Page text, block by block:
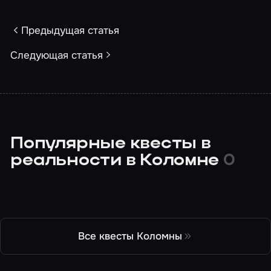
Предыдущая статья
Следующая статья
Популярные квесты в
реальности в Коломне 0
Все квесты Коломны